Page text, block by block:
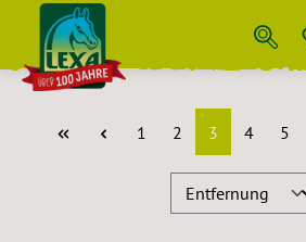
Zum Hauptinhalt springen
Seite
1 Seite
2 Seite
3 Seite
4 Seite
5